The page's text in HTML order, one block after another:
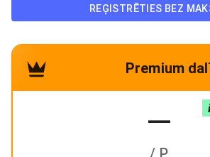
REĢISTRĒTIES BEZ
Premium
—
/ P